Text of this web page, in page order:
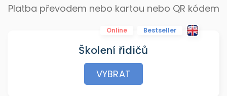
Platba převodem nebo kartou nebo QR kódem
Online Bestseller
Školení řidičů
VYBRAT